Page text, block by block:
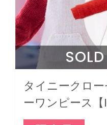
タイニークロ
ーワンピース【